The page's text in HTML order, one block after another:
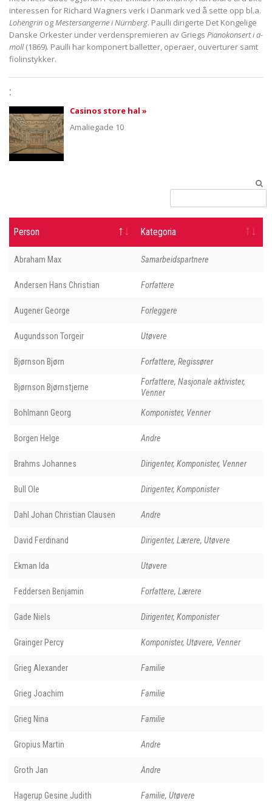
interessen for Richard Wagners verk i Danmark ved å sette opp bl.a.
Lohengrin ogMestersangerne i Nürnberg. Paulli dirigerte Det Kongelige
Danske Orkester under verdenspremieren av Griegs Pianokonsert i a-
moll(1869). Paulli har komponert balletter, operaer, ouverturer samt
fiolinstykker.
:
Casinos store hal »
Amaliegade 10
Person Kategoria
Abraham Max Samarbeidspartnere
Andersen Hans Christian Forfattere
Augener George Forleggere
Augundsson Torgeir Utøvere
Bjørnson Bjørn Forfattere, Regissører
Bjørnson Bjørnstjerne
Forfattere, Nasjonale aktivister,
Venner
Bohlmann Georg Komponister, Venner
Borgen Helge Andre
Brahms Johannes Dirigenter, Komponister, Venner
Bull Ole Dirigenter, Komponister
Dahl Johan Christian Clausen Andre
David Ferdinand Dirigenter, Lærere, Utøvere
Ekman Ida Utøvere
Feddersen Benjamin Forfattere, Lærere
Gade Niels Dirigenter, Komponister
Grainger Percy Komponister, Utøvere, Venner
Grieg Alexander Familie
Grieg Joachim Familie
Grieg Nina Familie
Gropius Martin Andre
Groth Jan Andre
Hagerup Gesine Judith Familie, Utøvere